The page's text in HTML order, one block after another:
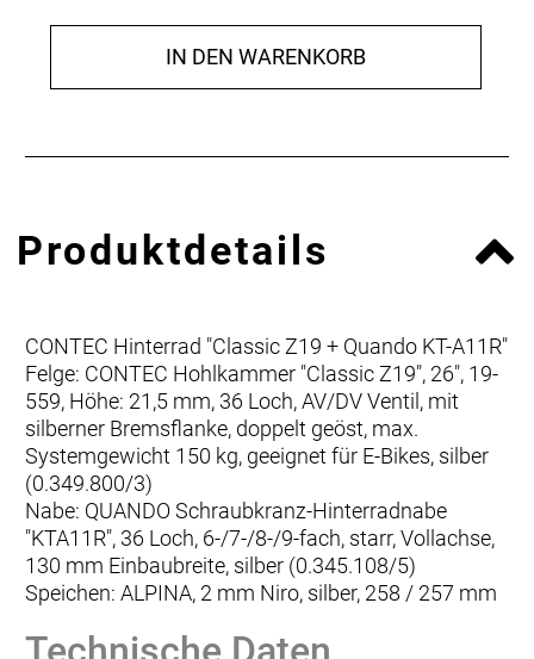
IN DEN WARENKORB
Produktdetails
CONTEC Hinterrad "Classic Z19 + Quando KT-A11R"
Felge: CONTEC Hohlkammer "Classic Z19", 26", 19-
559, Höhe: 21,5 mm, 36 Loch, AV/DV Ventil, mit
silberner Bremsflanke, doppelt geöst, max.
Systemgewicht 150 kg, geeignet für E-Bikes, silber
(0.349.800/3)
Nabe: QUANDO Schraubkranz-Hinterradnabe
"KTA11R", 36 Loch, 6-/7-/8-/9-fach, starr, Vollachse,
130 mm Einbaubreite, silber (0.345.108/5)
Speichen: ALPINA, 2 mm Niro, silber, 258 / 257 mm